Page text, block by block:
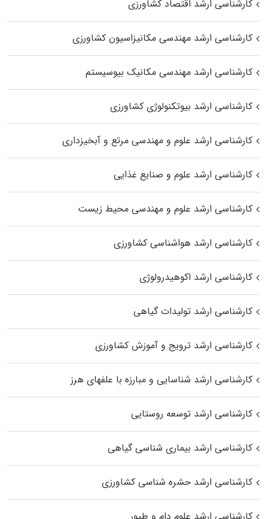
کارشناسی ارشد اقتصاد کشاورزی
کارشناسی ارشد مهندسی مکانیزاسیون کشاورزی
کارشناسی ارشد مهندسی مکانیک بیوسیستم
کارشناسی ارشد بیوتکنولوژی کشاورزی
کارشناسی ارشد علوم و مهندسی مرتع و آبخیزداری
کارشناسی ارشد علوم و صنایع غذایی
کارشناسی ارشد علوم و مهندسی محیط زیست
کارشناسی ارشد هواشناسی کشاورزی
کارشناسی ارشد اکوهیدرولوژی
کارشناسی ارشد تولیدات گیاهی
کارشناسی ارشد ترویج و آموزش کشاورزی
کارشناسی ارشد شناسایی و مبارزه با علفهای هرز
کارشناسی ارشد توسعه روستایی
کارشناسی ارشد بیماری‌ شناسی گیاهی
کارشناسی ارشد حشره‌ شناسی کشاورزی